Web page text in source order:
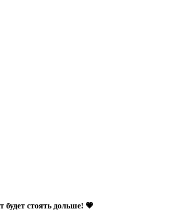
стоять дольше! 💗